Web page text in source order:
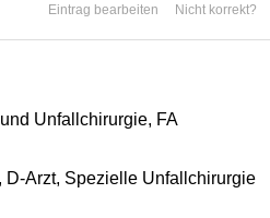
Nicht korrekt?
Eintrag bearbeiten
Unfallchirurgie, FA
D-Arzt, Spezielle Unfallchirurgie